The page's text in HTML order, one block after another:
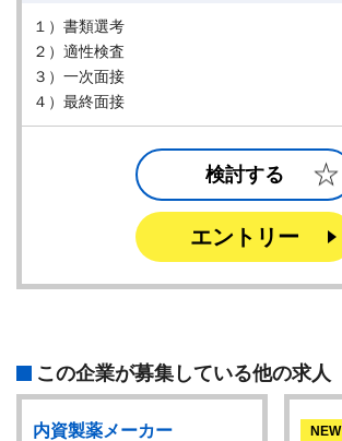
１）書類選考
２）適性検査
３）一次面接
４）最終面接
検討する
エントリー
この企業が募集している他の求人
内資製薬メーカー
NEW